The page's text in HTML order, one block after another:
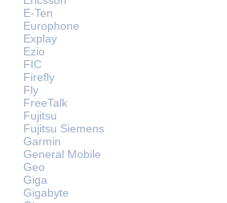
E-Ten
Europhone
Explay
Ezio
FIC
Firefly
Fly
FreeTalk
Fujitsu
Fujitsu Siemens
Garmin
General Mobile
Geo
Giga
Gigabyte